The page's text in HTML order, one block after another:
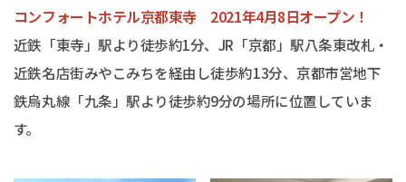
コンフォートホテル京都東寺 2021年4月8日オープン！
近鉄「東寺」駅より徒歩約1分、JR「京都」駅八条東改札・
近鉄名店街みやこみちを経由し徒歩約13分、京都市営地下
鉄烏丸線「九条」駅より徒歩約9分の場所に位置していま
す。